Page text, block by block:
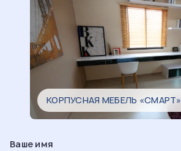
КОРПУСНАЯ МЕБЕЛЬ «СМАРТ»
Ваше имя